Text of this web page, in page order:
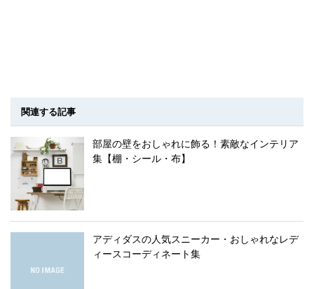
関連する記事
部屋の壁をおしゃれに飾る！素敵なインテリア
集【棚・シール・布】
アディダスの人気スニーカー・おしゃれなレデ
ィースコーディネート集